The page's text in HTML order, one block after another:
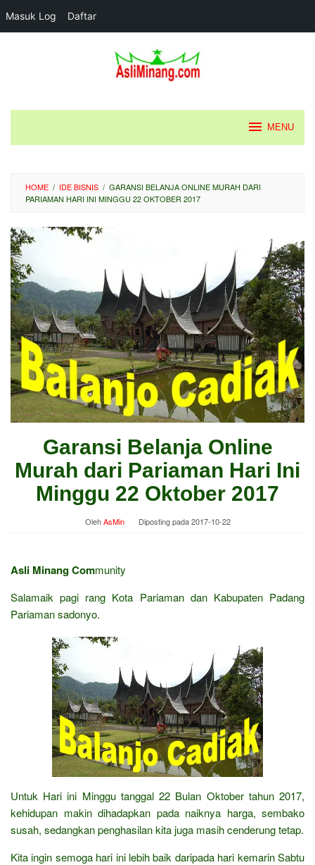
Masuk Log Daftar
MENU
HOME / IDE BISNIS / GARANSI BELANJA ONLINE MURAH DARI
PARIAMAN HARI INI MINGGU 22 OKTOBER 2017
Garansi Belanja Online
Murah dari Pariaman Hari Ini
Minggu 22 Oktober 2017
OlehAsMin Diposting pada2017-10-22
Asli Minang Community
Salamaik pagi rang Kota Pariaman dan Kabupaten Padang
Pariaman sadonyo.
Untuk Hari ini Minggu tanggal 22 Bulan Oktober tahun 2017,
kehidupan makin dihadapkan pada naiknya harga, sembako
susah, sedangkan penghasilan kita juga masih cenderung tetap.
Kita ingin semoga hari ini lebih baik daripada hari kemarin Sabtu